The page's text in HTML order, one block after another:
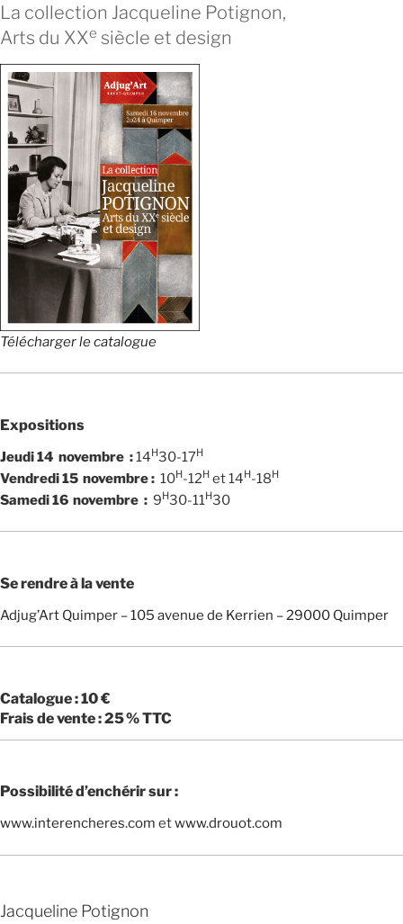
La collection Jacqueline Potignon,
Arts du XXe siècle et design
Télécharger le catalogue
Expositions
Jeudi 14 novembre :14H30-17H
Vendredi 15 novembre : 10H-12H et 14H-18H
Samedi 16 novembre : 9H30-11H30
Se rendre à la vente
Adjug’Art Quimper – 105 avenue de Kerrien – 29000 Quimper
Catalogue : 10 €
Frais de vente : 25 % TTC
Possibilité d’enchérir sur :
www.interencheres.com etwww.drouot.com
Jacqueline Potignon